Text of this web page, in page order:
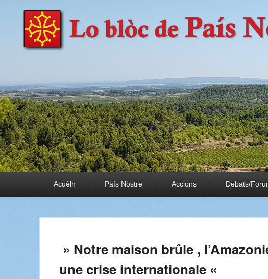
País Nòstre
Paratge e Convivència
Acuèlh País Nòstre Accions Debats/
» Notre maison brûle ,
une crise internationale «